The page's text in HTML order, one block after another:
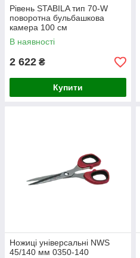
Рівень STABILA тип 70-W
поворотна бульбашкова
камера 100 см
В наявності
2 622 ₴
Купити
Ножиці універсальні NWS
45/140 мм 0350-140